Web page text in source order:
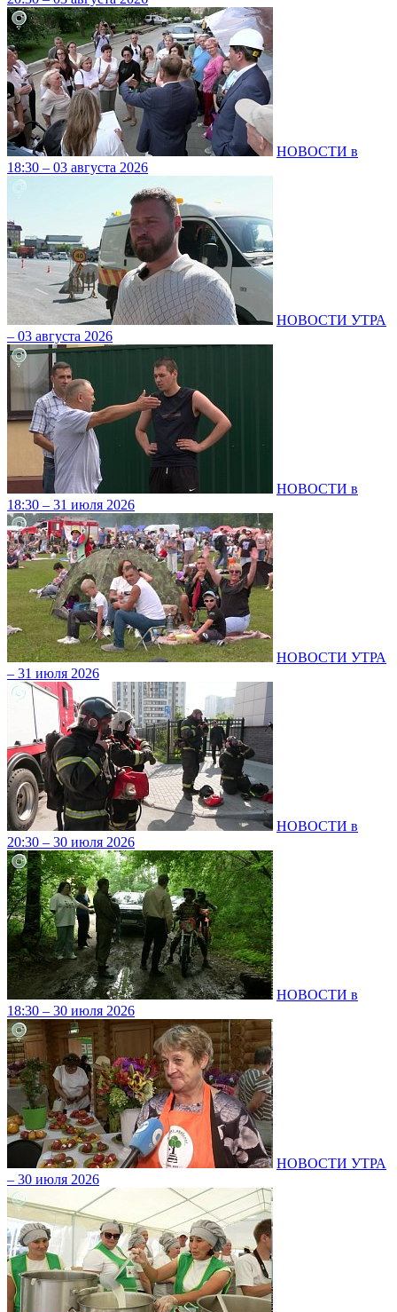
НОВОСТИ в
18:30 – 03 августа 2026
НОВОСТИ УТРА
– 03 августа 2026
НОВОСТИ в
18:30 – 31 июля 2026
НОВОСТИ УТРА
– 31 июля 2026
НОВОСТИ в
20:30 – 30 июля 2026
НОВОСТИ в
18:30 – 30 июля 2026
НОВОСТИ УТРА
– 30 июля 2026